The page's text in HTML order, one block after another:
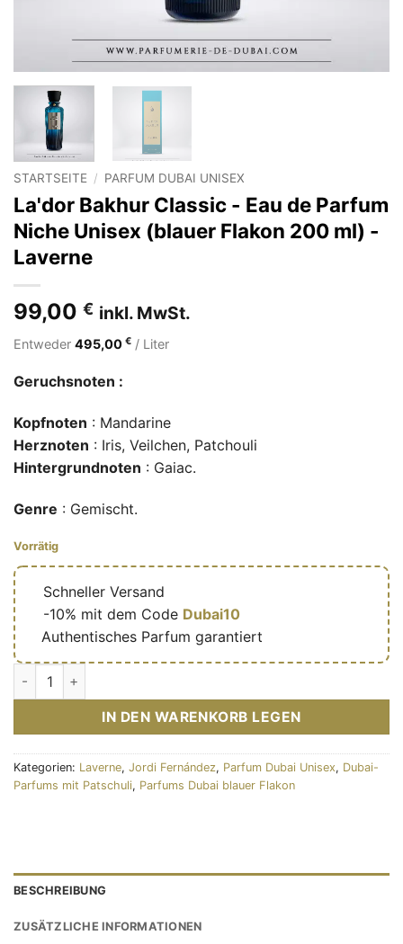
STARTSEITE / PARFUM DUBAI UNISEX
La'dor Bakhur Classic - Eau de Parfum
Niche Unisex (blauer Flakon 200 ml) -
Laverne
99,00 € inkl. MwSt.
Entweder 495,00 € / Liter
Geruchsnoten :
Kopfnoten : Mandarine
Herznoten : Iris, Veilchen, Patchouli
Hintergrundnoten : Gaiac.
Genre : Gemischt.
Vorrätig
Schneller Versand
-10% mit dem Code Dubai10
Authentisches Parfum garantiert
La’dor Bakhur Classic – Eau de parfum de niche mixte
IN DEN WARENKORB LEGEN
Kategorien: Laverne, Jordi Fernández, Parfum Dubai Unisex, Dubai-
Parfums mit Patschuli, Parfums Dubai blauer Flakon
BESCHREIBUNG
ZUSÄTZLICHE INFORMATIONEN